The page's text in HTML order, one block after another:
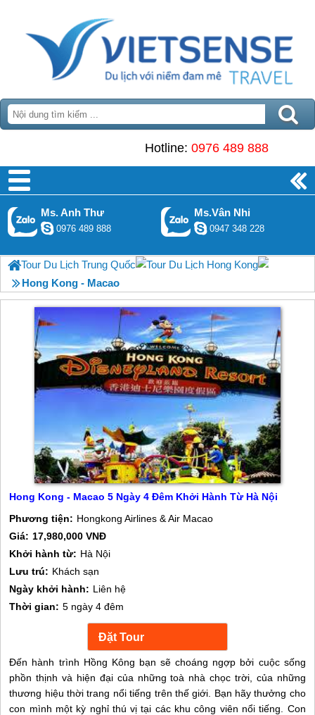
Hotline: 0976 489 888
Ms. Anh Thư
0976 489 888
Ms.Vân Nhi
0947 348 228
Tour Du Lịch Trung Quốc
Tour Du Lịch Hong Kong
Hong Kong - Macao
Hong Kong - Macao 5 Ngày 4 Đêm Khởi Hành Từ Hà Nội
Phương tiện: Hongkong Airlines & Air Macao
Giá: 17,980,000 VNĐ
Khởi hành từ: Hà Nội
Lưu trú: Khách sạn
Ngày khởi hành: Liên hệ
Thời gian: 5 ngày 4 đêm
Đến hành trình Hồng Kông bạn sẽ choáng ngợp bởi cuộc sống
phồn thịnh và hiện đại của những toà nhà chọc trời, của những
thương hiệu thời trang nổi tiếng trên thế giới. Bạn hãy thưởng cho
con mình một kỳ nghỉ thú vị tại các khu công viên nổi tiếng. Con